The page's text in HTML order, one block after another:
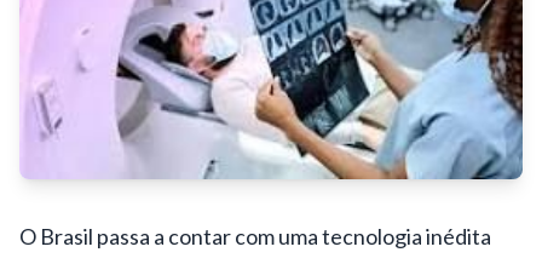
O Brasil passa a contar com uma tecnologia inédita